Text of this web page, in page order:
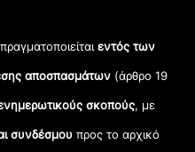
εντός των
αποσπασμάτων (άρθρο 19
σκοπούς, με
συνδέσμου προς το αρχικό